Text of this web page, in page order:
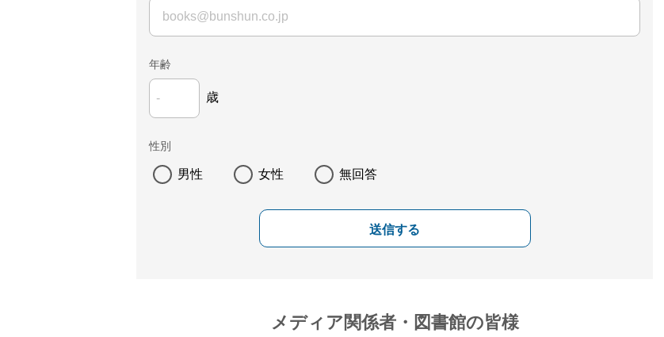
年齢
歳
性別
男性 女性 無回答
送信する
メディア関係者・図書館の皆様